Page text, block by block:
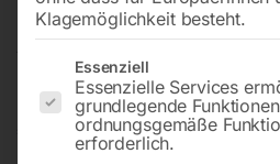
Mit hydraulischer
Arbeiten in optimaler
1.800,00
Klagemöglichkeit besteht.
Es folgt eine Liste der Service-
Essenziell
Essenzielle Services
grundlegende
ordnungsgemäße
erforderlich.